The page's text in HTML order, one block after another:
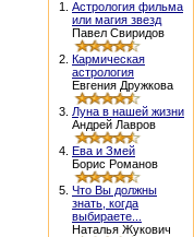
1. Астрология фильма
или магия звезд
Павел Свиридов
2. Кармическая
астрология
Евгения Дружкова
3. Луна в нашей жизни
Андрей Лавров
4. Ева и Змей
Борис Романов
5. Что Вы должны
знать, когда
выбираете...
Наталья Жукович